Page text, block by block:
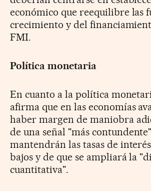
económico que reequilibre las
crecimiento y del
FMI.
Política monetaria
En cuanto a la política
afirma que en las economías
haber margen de maniobra
de una señal "más
mantendrán las tasas de
bajos y de que se ampliará la
cuantitativa".